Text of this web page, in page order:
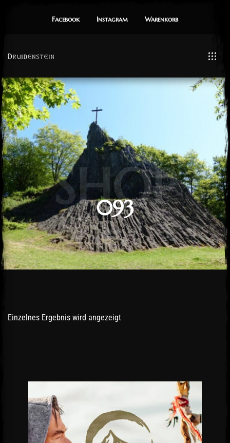
Facebook Instagram Warenkorb
SHOP
093
Einzelnes Ergebnis wird angezeigt